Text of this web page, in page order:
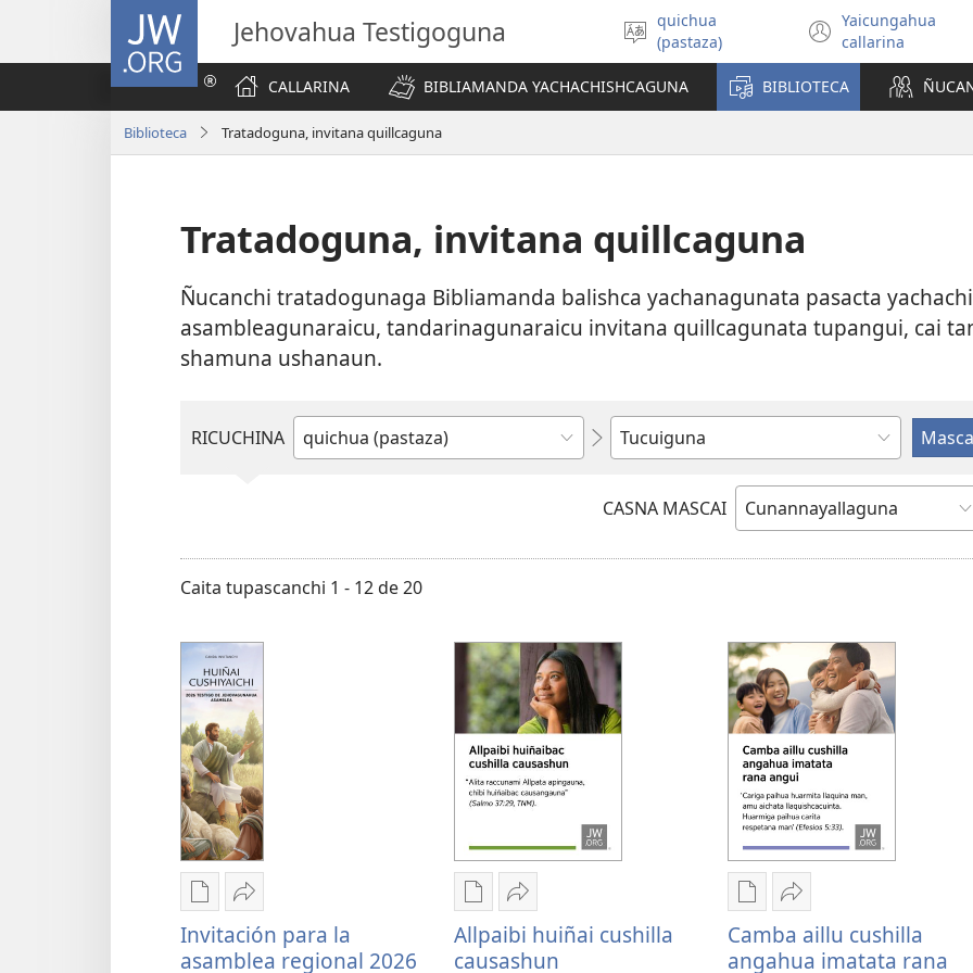
JW.ORG
Jehovahua Testigoguna
Can
rimashca
shimita
anllana
quichua
(pastaza)
Yaicungahua
callarina(abre
una
nueva
ventana)
CALLARINA BIBLIAMANDA YACHACHISHCAGUNA BIBLIOTECA
Biblioteca Tratadoguna, invitana quillcaguna
Tratadoguna, invitana quillcaguna
Ñucanchi tratadogunaga Bibliamanda balishca yachanagunata pasacta
asambleagunaraicu, tandarinagunaraicu invitana quillcagunata tupangui, cai
shamuna ushanaun.
RICUCHINA
Can
Anllai,
manashaga
quillcai
CASNA MASCAI
Caita tupascanchi 1 - 12 de 20
Opciones
de
descarga
Shucma
pasachina
Invitación
Invitación para la
asamblea regional 2026
Opciones
de
descarga
Shucma
pasachina
Allpaibi
Allpaibi huiñai cushilla
causashun
Opciones
de
descarga
Shucma
pasachina
Camba
Camba aillu cushilla
angahua imatata rana